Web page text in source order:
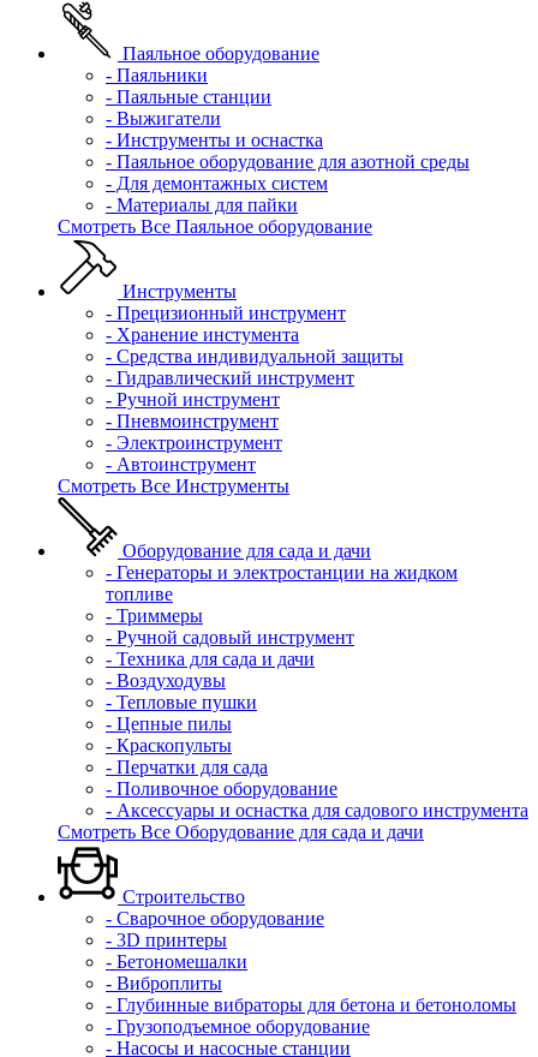
Паяльное оборудование
- Паяльники
- Паяльные станции
- Выжигатели
- Инструменты и оснастка
- Паяльное оборудование для азотной среды
- Для демонтажных систем
- Материалы для пайки
Смотреть Все Паяльное оборудование
Инструменты
- Прецизионный инструмент
- Хранение инстумента
- Средства индивидуальной защиты
- Гидравлический инструмент
- Ручной инструмент
- Пневмоинструмент
- Электроинструмент
- Автоинструмент
Смотреть Все Инструменты
Оборудование для сада и дачи
- Генераторы и электростанции на жидком
топливе
- Триммеры
- Ручной садовый инструмент
- Техника для сада и дачи
- Воздуходувы
- Тепловые пушки
- Цепные пилы
- Краскопульты
- Перчатки для сада
- Поливочное оборудование
- Аксессуары и оснастка для садового инструмента
Смотреть Все Оборудование для сада и дачи
Строительство
- Сварочное оборудование
- 3D принтеры
- Бетономешалки
- Виброплиты
- Глубинные вибраторы для бетона и бетоноломы
- Грузоподъемное оборудование
- Насосы и насосные станции